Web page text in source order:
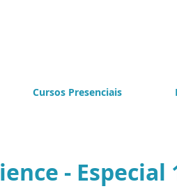
Cursos Presenciais
- Especial